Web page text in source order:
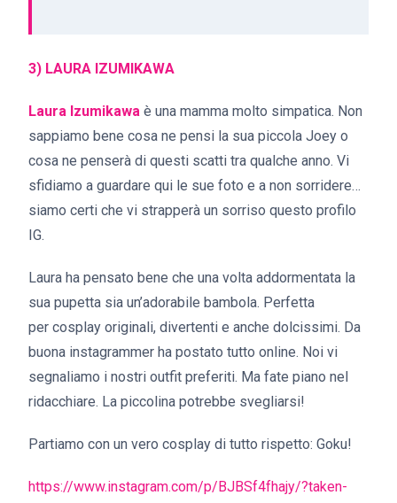
3) LAURA IZUMIKAWA
Laura Izumikawa è una mamma molto simpatica. Non
sappiamo bene cosa ne pensi la sua piccola Joey o
cosa ne penserà di questi scatti tra qualche anno. Vi
sfidiamo a guardare qui le sue foto e a non sorridere…
siamo certi che vi strapperà un sorriso questo profilo
IG.
Laura ha pensato bene che una volta addormentata la
sua pupetta sia un’adorabile bambola. Perfetta
per cosplay originali, divertenti e anche dolcissimi. Da
buona instagrammer ha postato tutto online. Noi vi
segnaliamo i nostri outfit preferiti. Ma fate piano nel
ridacchiare. La piccolina potrebbe svegliarsi!
Partiamo con un vero cosplay di tutto rispetto: Goku!
https://www.instagram.com/p/BJBSf4fhajy/?taken-